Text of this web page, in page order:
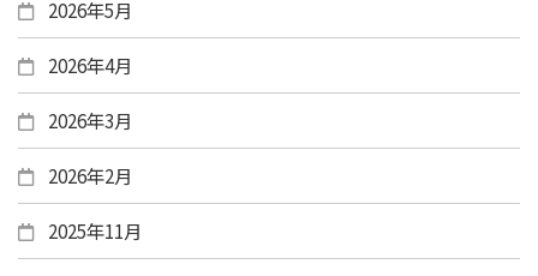
2026年5月
2026年4月
2026年3月
2026年2月
2025年11月